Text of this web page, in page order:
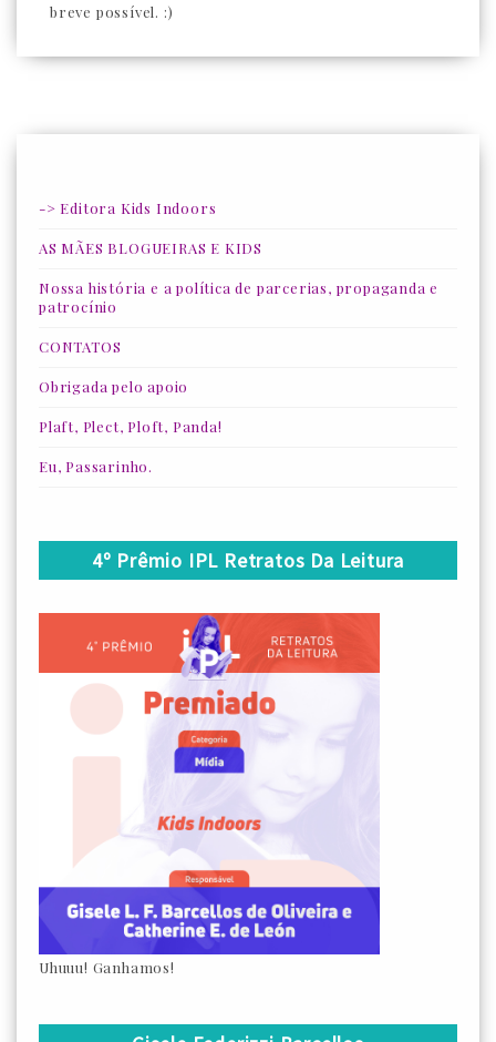
breve possível. :)
-> Editora Kids Indoors
AS MÃES BLOGUEIRAS E KIDS
Nossa história e a política de parcerias, propaganda e
patrocínio
CONTATOS
Obrigada pelo apoio
Plaft, Plect, Ploft, Panda!
Eu, Passarinho.
4º Prêmio IPL Retratos Da Leitura
Uhuuu! Ganhamos!